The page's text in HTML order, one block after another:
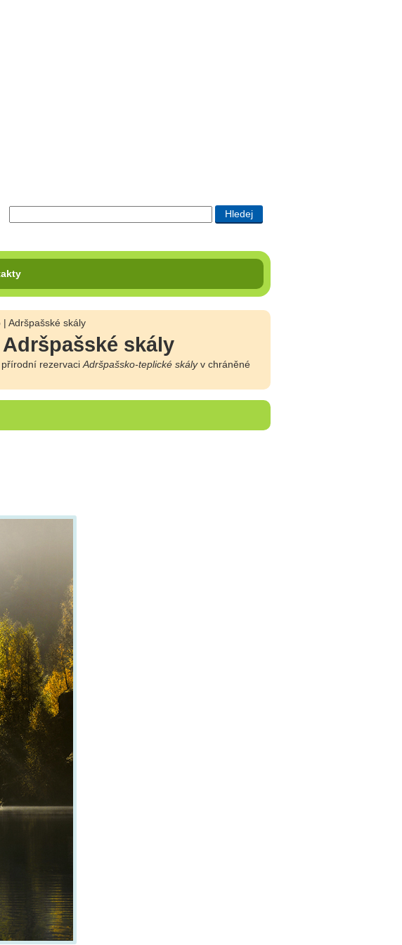
Adršpašské skály
skály
přírodní rezervaciAdršpašsko-teplické skályv chráněné